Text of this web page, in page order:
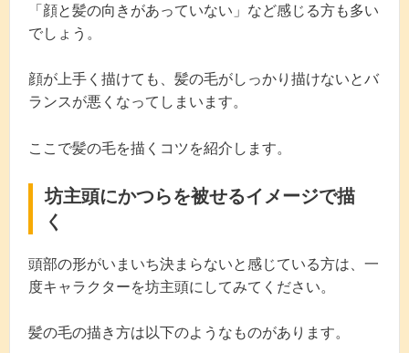
「顔と髪の向きがあっていない」など感じる方も多い
でしょう。
顔が上手く描けても、髪の毛がしっかり描けないとバ
ランスが悪くなってしまいます。
ここで髪の毛を描くコツを紹介します。
坊主頭にかつらを被せるイメージで描
く
頭部の形がいまいち決まらないと感じている方は、一
度キャラクターを坊主頭にしてみてください。
髪の毛の描き方は以下のようなものがあります。